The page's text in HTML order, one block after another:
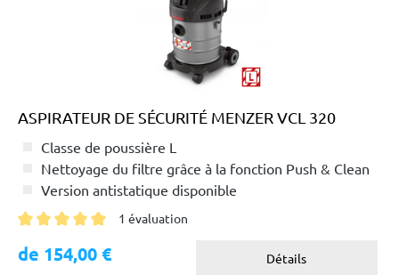
ASPIRATEUR DE SÉCURITÉ MENZER VCL 320
Classe de poussière L
Nettoyage du filtre grâce à la fonction Push & Clean
Version antistatique disponible
1 évaluation
de 154,00 € Détails